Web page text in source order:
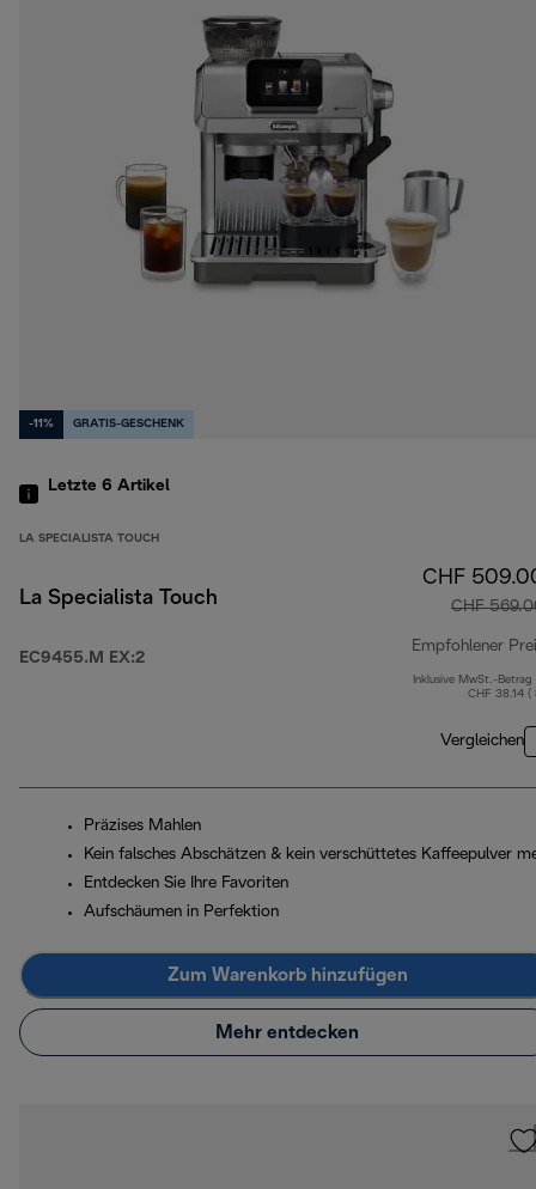
-11% GRATIS-GESCHENK
Letzte 6 Artikel
LA SPECIALISTA TOUCH
La Specialista Touch
EC9455.M EX:2
CHF
CHF
Empfohlener
Inklusive MwSt.-Betrag
CHF 38.14 (
Vergleichen
Präzises Mahlen
Kein falsches Abschätzen & kein verschüttetes Kaffeepulver
Entdecken Sie Ihre Favoriten
Aufschäumen in Perfektion
Zum Warenkorb hinzufügen
Mehr entdecken